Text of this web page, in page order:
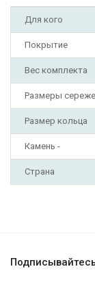
Для кого
Покрытие
Вес комплекта
Размеры
Размер кольца
Камень -
Страна